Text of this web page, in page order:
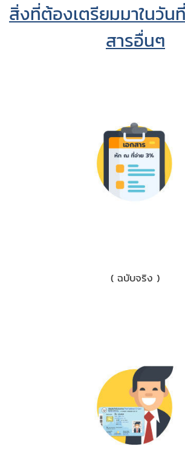
สิ่งที่ต้องเตรียมมาในวัน
สารอื่นๆ
( ฉบับจริง )